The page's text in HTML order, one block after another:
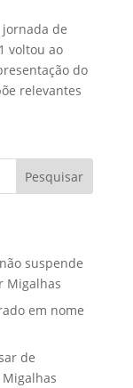
de
voltou ao
do
relevantes
Pesquisar
suspende
Migalhas
em nome
de